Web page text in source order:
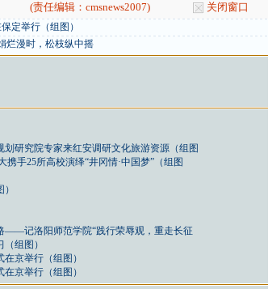
(责任编辑：cmsnews2007) 关闭窗口
定举行（组图）
漫时，松枝纵中摇
研究院专家来红安调研文化旅游资源（组图
手25所高校演绎“井冈情·中国梦”（组图
——记洛阳师范学院“践行荣辱观，重走长征
组图）
京举行（组图）
京举行（组图）